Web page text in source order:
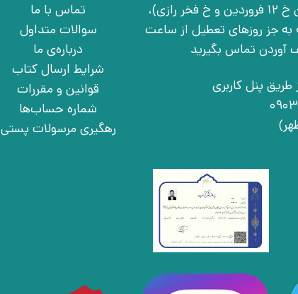
تهران، خ انقلاب، خ 12 فروردین، خ روانمهر شرقی(بین خ 12 فروردین و خ فخر رازی)،
به جز روزهای تعطیل از ساعت
طریق پنل کاربری
تماس با ما
سوالات متداول
درباره‌ی ما
شرایط ارسال کتاب
قوانین و مقررات
شماره حساب‌ها
رهگیری مرسولات پستی